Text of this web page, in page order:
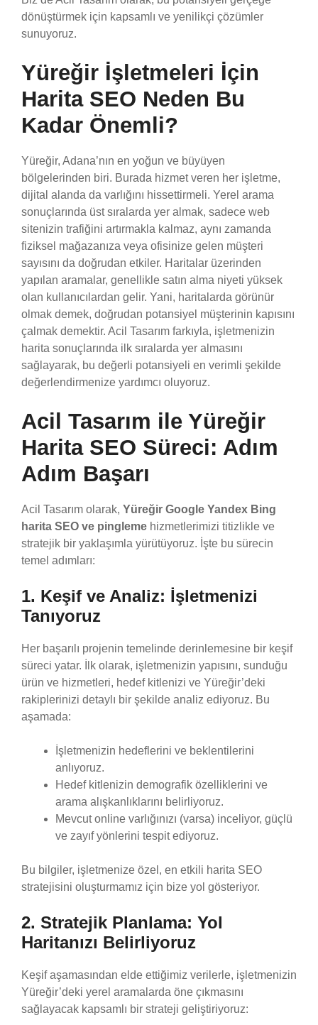
dönüştürmek için kapsamlı ve yenilikçi çözümler
sunuyoruz.
Yüreğir İşletmeleri İçin
Harita SEO Neden Bu
Kadar Önemli?
Yüreğir, Adana’nın en yoğun ve büyüyen
bölgelerinden biri. Burada hizmet veren her işletme,
dijital alanda da varlığını hissettirmeli. Yerel arama
sonuçlarında üst sıralarda yer almak, sadece web
sitenizin trafiğini artırmakla kalmaz, aynı zamanda
fiziksel mağazanıza veya ofisinize gelen müşteri
sayısını da doğrudan etkiler. Haritalar üzerinden
yapılan aramalar, genellikle satın alma niyeti yüksek
olan kullanıcılardan gelir. Yani, haritalarda görünür
olmak demek, doğrudan potansiyel müşterinin kapısını
çalmak demektir. Acil Tasarım farkıyla, işletmenizin
harita sonuçlarında ilk sıralarda yer almasını
sağlayarak, bu değerli potansiyeli en verimli şekilde
değerlendirmenize yardımcı oluyoruz.
Acil Tasarım ile Yüreğir
Harita SEO Süreci: Adım
Adım Başarı
Acil Tasarım olarak, Yüreğir Google Yandex Bing
harita SEO ve pingleme hizmetlerimizi titizlikle ve
stratejik bir yaklaşımla yürütüyoruz. İşte bu sürecin
temel adımları:
1. Keşif ve Analiz: İşletmenizi
Tanıyoruz
Her başarılı projenin temelinde derinlemesine bir keşif
süreci yatar. İlk olarak, işletmenizin yapısını, sunduğu
ürün ve hizmetleri, hedef kitlenizi ve Yüreğir’deki
rakiplerinizi detaylı bir şekilde analiz ediyoruz. Bu
aşamada:
İşletmenizin hedeflerini ve beklentilerini
anlıyoruz.
Hedef kitlenizin demografik özelliklerini ve
arama alışkanlıklarını belirliyoruz.
Mevcut online varlığınızı (varsa) inceliyor, güçlü
ve zayıf yönlerini tespit ediyoruz.
Bu bilgiler, işletmenize özel, en etkili harita SEO
stratejisini oluşturmamız için bize yol gösteriyor.
2. Stratejik Planlama: Yol
Haritanızı Belirliyoruz
Keşif aşamasından elde ettiğimiz verilerle, işletmenizin
Yüreğir’deki yerel aramalarda öne çıkmasını
sağlayacak kapsamlı bir strateji geliştiriyoruz: